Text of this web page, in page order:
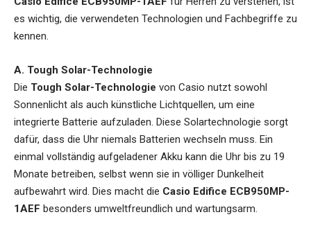
es wichtig, die verwendeten Technologien und Fachbegriffe zu
kennen.
A. Tough Solar-Technologie
Die Tough Solar-Technologie von Casio nutzt sowohl
Sonnenlicht als auch künstliche Lichtquellen, um eine
integrierte Batterie aufzuladen. Diese Solartechnologie sorgt
dafür, dass die Uhr niemals Batterien wechseln muss. Ein
einmal vollständig aufgeladener Akku kann die Uhr bis zu 19
Monate betreiben, selbst wenn sie in völliger Dunkelheit
aufbewahrt wird. Dies macht die Casio Edifice ECB950MP-
1AEF besonders umweltfreundlich und wartungsarm.